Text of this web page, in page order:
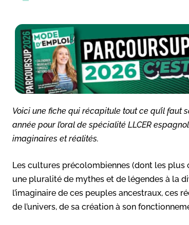
Voici une fiche qui récapitule tout ce qu’il
année pour l’oral de spécialité LLCER
imaginaires et réalités.
Les cultures précolombiennes (dont les
une pluralité de mythes et de légendes à la
l’imaginaire de ces peuples ancestraux, ces
de l’univers, de sa création à son